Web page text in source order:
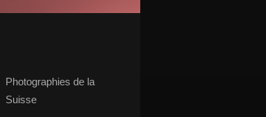
Photographies de la
Suisse